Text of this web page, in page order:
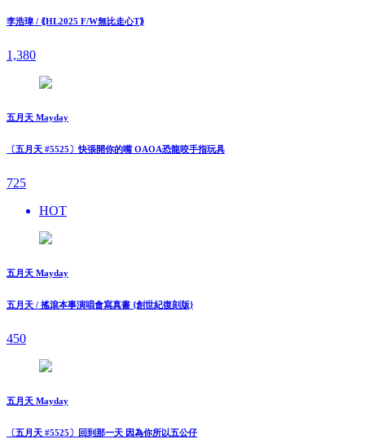
李浩瑋 / ⟪HL2025 F/W無比走⼼T⟫
1,380
五月天 Mayday
〔五月天 #5525〕快張開你的嘴 OAOA恐龍咬手指玩具
725
HOT
五月天 Mayday
五月天 / 搖滾本事演唱會寫真書 {創世紀復刻版}
450
五月天 Mayday
〔五月天 #5525〕回到那一天 因為你所以五公仔